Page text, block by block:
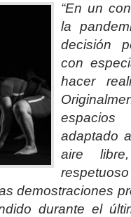
“En un
la
decisión
con
hacer
espacios
adaptado
aire
demostraciones
durante el